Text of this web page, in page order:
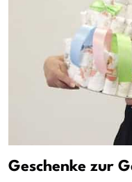
Geschenke zur